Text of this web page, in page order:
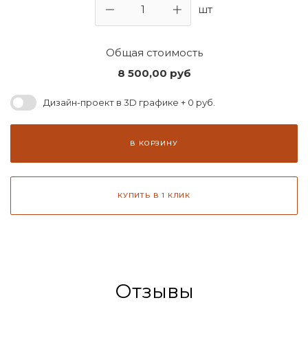
шт
Общая стоимость
8 500,00 руб
Дизайн-проект в 3D графике + 0 руб.
В КОРЗИНУ
КУПИТЬ В 1 КЛИК
Отзывы